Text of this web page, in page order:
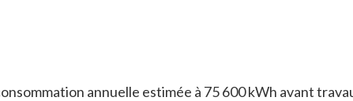
annuelle estimée à 75 600 kWh avant